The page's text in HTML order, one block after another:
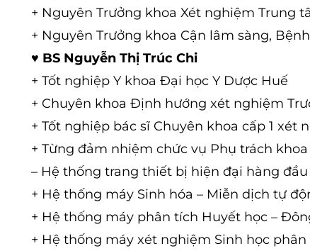
+ Nguyên Trưởng khoa Xét nghiệm Trung
+ Nguyên Trưởng khoa Cận lâm sàng,
♥ BS Nguyễn Thị Trúc Chi
+ Tốt nghiệp Y khoa Đại học Y Dược Huế
+ Chuyên khoa Định hướng xét nghiệm
+ Tốt nghiệp bác sĩ Chuyên khoa cấp 1 xét
+ Từng đảm nhiệm chức vụ Phụ trách
– Hệ thống trang thiết bị hiện đại hàng
+ Hệ thống máy Sinh hóa – Miễn dịch tự
+ Hệ thống máy phân tích Huyết học –
+ Hệ thống máy xét nghiệm Sinh học